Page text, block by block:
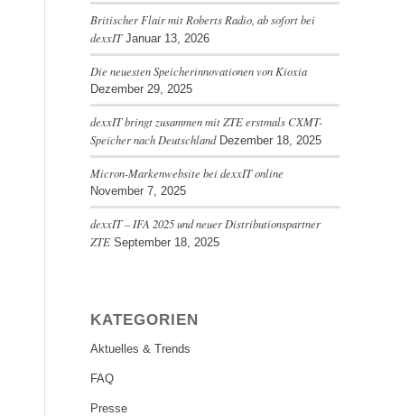
Britischer Flair mit Roberts Radio, ab sofort bei
dexxIT Januar 13, 2026
Die neuesten Speicherinnovationen von Kioxia
Dezember 29, 2025
dexxIT bringt zusammen mit ZTE erstmals CXMT-
Speicher nach Deutschland Dezember 18, 2025
Micron-Markenwebsite bei dexxIT online
November 7, 2025
dexxIT – IFA 2025 und neuer Distributionspartner
ZTE September 18, 2025
KATEGORIEN
Aktuelles & Trends
FAQ
Presse